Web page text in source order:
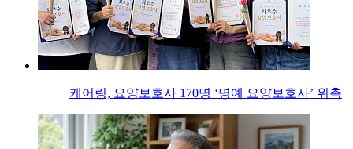
케어링, 요양보호사 170명 ‘명예 요양보호사’ 위촉